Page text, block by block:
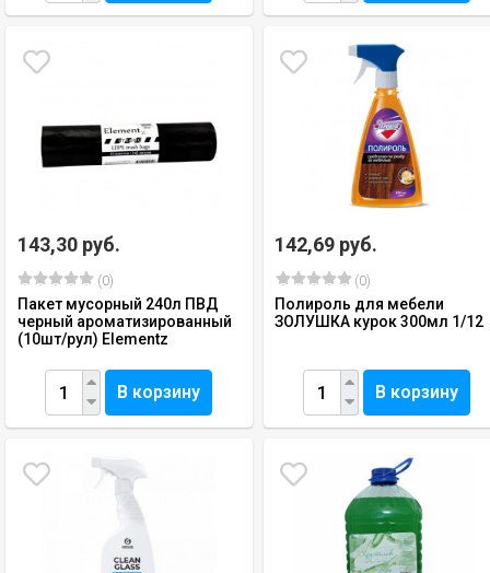
143,30 руб.
(0)
Пакет мусорный 240л ПВД
черный ароматизированный
(10шт/рул) Elementz
В корзину
142,69 руб.
(0)
Полироль для мебели
ЗОЛУШКА курок 300мл 1/12
В корзину